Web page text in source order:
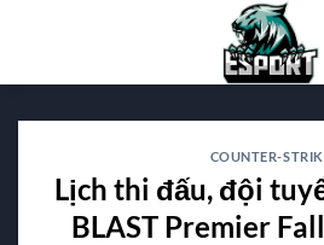
COUNTER-
Lịch thi đấu, đội
BLAST Premier